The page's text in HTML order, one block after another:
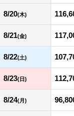
8/20(木)
8/21(金)
8/22(土)
8/23(日)
8/24(月)